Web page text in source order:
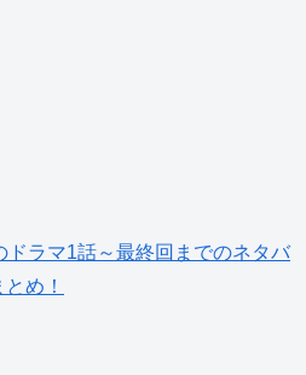
ドラマ1話～最終回までのネタバ
め！